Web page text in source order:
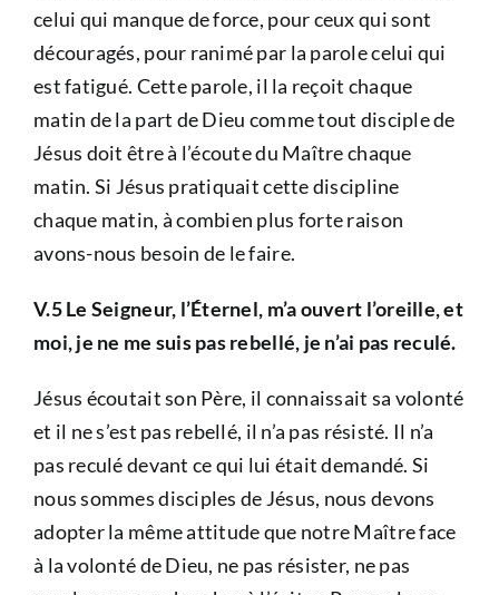
celui qui manque de force, pour ceux qui sont
découragés, pour ranimé par la parole celui qui
est fatigué. Cette parole, il la reçoit chaque
matin de la part de Dieu comme tout disciple de
Jésus doit être à l’écoute du Maître chaque
matin. Si Jésus pratiquait cette discipline
chaque matin, à combien plus forte raison
avons-nous besoin de le faire.
V.5 Le Seigneur, l’Éternel, m’a ouvert l’oreille, et
moi, je ne me suis pas rebellé, je n’ai pas reculé.
Jésus écoutait son Père, il connaissait sa volonté
et il ne s’est pas rebellé, il n’a pas résisté. Il n’a
pas reculé devant ce qui lui était demandé. Si
nous sommes disciples de Jésus, nous devons
adopter la même attitude que notre Maître face
à la volonté de Dieu, ne pas résister, ne pas